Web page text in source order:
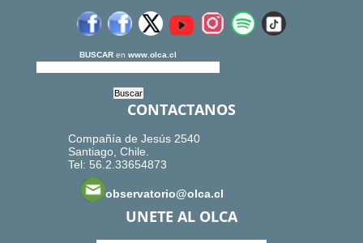
BUSCAR en www.olca.cl
CONTACTANOS
Compañía de Jesús 2540
Santiago, Chile.
Tel: 56.2.33654873
observatorio@olca.cl
UNETE AL OLCA